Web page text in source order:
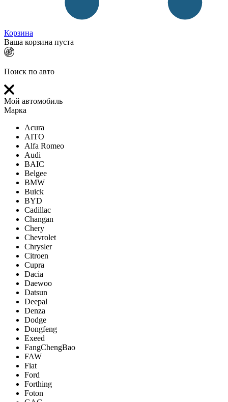
Корзина
Ваша корзина пуста
Поиск по авто
Мой автомобиль
Марка
Acura
AITO
Alfa Romeo
Audi
BAIC
Belgee
BMW
Buick
BYD
Cadillac
Changan
Chery
Chevrolet
Chrysler
Citroen
Cupra
Dacia
Daewoo
Datsun
Deepal
Denza
Dodge
Dongfeng
Exeed
FangChengBao
FAW
Fiat
Ford
Forthing
Foton